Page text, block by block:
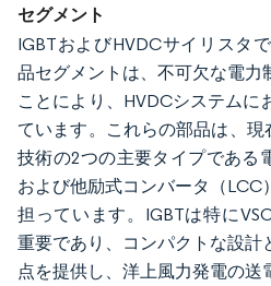
セグメント
IGBTおよびHVDCサイリスタ
品セグメントは、不可欠な電力
ことにより、HVDCシステムに
ています。これらの部品は、
技術の2つの主要タイプである
および他励式コンバータ（LCC
担っています。IGBTは特に
重要であり、コンパクトな設計
点を提供し、洋上風力発電の送